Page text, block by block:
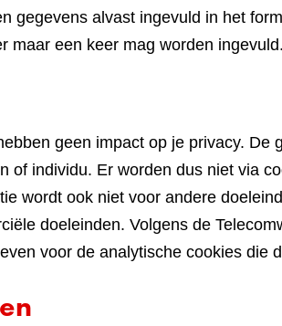
gegevens alvast ingevuld in het
maar een keer mag worden ingevuld.
geen impact op je privacy. De
of individu. Er worden dus niet via
wordt ook niet voor andere
doeleinden. Volgens de
voor de analytische cookies die